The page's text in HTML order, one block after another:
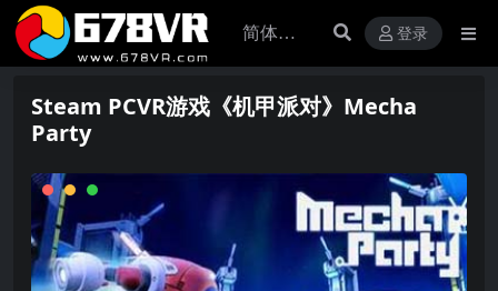
登录
Steam PCVR游戏《机甲派对》Mecha
Party